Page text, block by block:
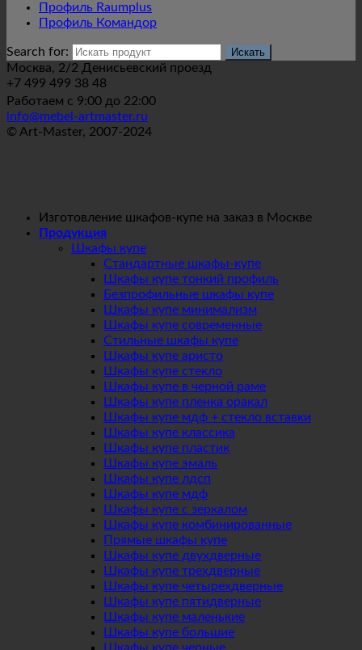
Профиль Raumplus
Профиль Командор
Search for:
Москва, 2/2 Денисьевский проезд
+7 499 499 38 48
Работаем с 9:00 до 22:00
info@mebel-artmaster.ru
© Art-Master, 2007-2024
Изготовление шкафов-купе на заказ в Москве
Продукция
Шкафы купе
Стандартные шкафы-купе
Шкафы купе тонкий профиль
Безпрофильные шкафы купе
Шкафы купе минимализм
Шкафы купе современные
Стильные шкафы купе
Шкафы купе аристо
Шкафы купе стекло
Шкафы купе в черной раме
Шкафы купе пленка оракал
Шкафы купе мдф + стекло вставки
Шкафы купе классика
Шкафы купе пластик
Шкафы купе эмаль
Шкафы купе лдсп
Шкафы купе мдф
Шкафы купе с зеркалом
Шкафы купе комбинированные
Прямые шкафы купе
Шкафы купе двухдверные
Шкафы купе трехдверные
Шкафы купе четырехдверные
Шкафы купе пятидверные
Шкафы купе маленькие
Шкафы купе большие